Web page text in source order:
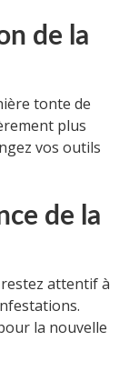
de la
tonte de
plus
vos outils
de la
attentif à
la nouvelle